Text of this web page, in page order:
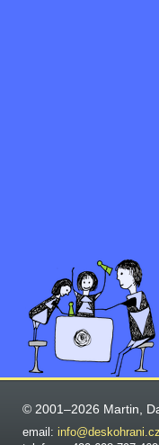
© 2001–2026 Martin,
email: info@deskohrani.cz